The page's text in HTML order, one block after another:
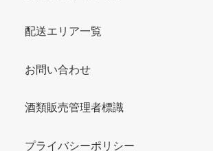
配送エリア一覧
お問い合わせ
酒類販売管理者標識
プライバシーポリシー